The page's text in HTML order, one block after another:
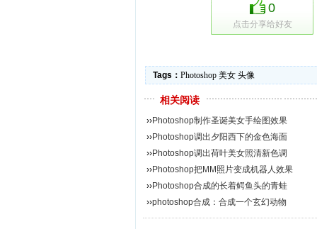
0
点击分享给好友
Tags： Photoshop 美女 头像
相关阅读
››Photoshop制作圣诞美女手绘图效果
››Photoshop调出夕阳西下的金色海面
››Photoshop调出荷叶美女照清新色调
››Photoshop把MM照片变成机器人效果
››Photoshop合成的长着鳄鱼头的青蛙
››photoshop合成：合成一个玄幻动物